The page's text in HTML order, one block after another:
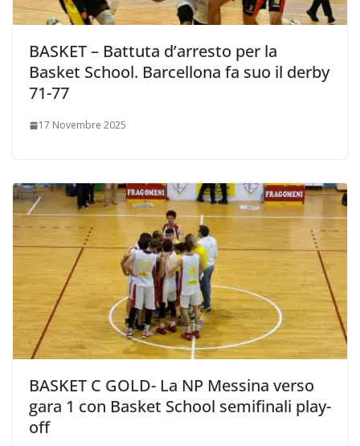
BASKET – Battuta d’arresto per la
Basket School. Barcellona fa suo il derby
71-77
17 Novembre 2025
BASKET C GOLD- La NP Messina verso
gara 1 con Basket School semifinali play-
off